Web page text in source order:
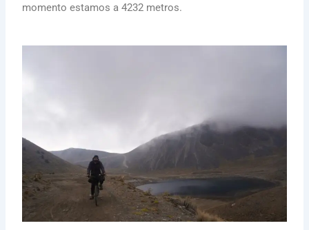
momento estamos a 4232 metros.